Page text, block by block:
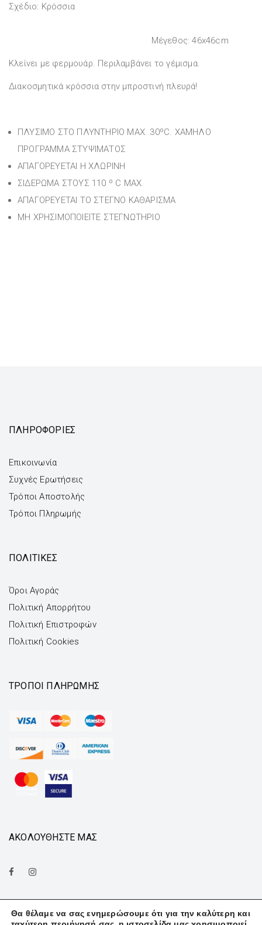
Σχέδιο: Κρόσσια
Μέγεθος: 46x46cm
Κλείνει με φερμουάρ. Περιλαμβάνει το γέμισμα.
Διακοσμητικά κρόσσια στην μπροστινή πλευρά!
ΠΛΥΣΙΜΟ ΣΤΟ ΠΛΥΝΤΗΡΙΟ MAX. 30ºC. ΧΑΜΗΛΟ
ΠΡΟΓΡΑΜΜΑ ΣΤΥΨΙΜΑΤΟΣ
ΑΠΑΓΟΡΕΥΕΤΑΙ Η ΧΛΩΡΙΝΗ
ΣΙΔΕΡΩΜΑ ΣΤΟΥΣ 110 º C MAX.
ΑΠΑΓΟΡΕΥΕΤΑΙ ΤΟ ΣΤΕΓΝΟ ΚΑΘΑΡΙΣΜΑ
ΜΗ ΧΡΗΣΙΜΟΠΟΙΕΙΤΕ ΣΤΕΓΝΩΤΗΡΙΟ
ΠΛΗΡΟΦΟΡΙΕΣ
Επικοινωνία
Συχνές Ερωτήσεις
Τρόποι Αποστολής
Τρόποι Πληρωμής
ΠΟΛΙΤΙΚΕΣ
Όροι Αγοράς
Πολιτική Απορρήτου
Πολιτική Επιστροφών
Πολιτική Cookies
ΤΡΌΠΟΙ ΠΛΗΡΩΜΉΣ
ΑΚΟΛΟΥΘΗΣΤΕ ΜΑΣ
Θα θέλαμε να σας ενημερώσουμε ότι για την καλύτερη και